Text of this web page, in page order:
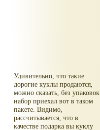
Удивительно, что такие
дорогие куклы продаются,
можно сказать, без упаковок.
набор приехал вот в таком
пакете. Видимо,
рассчитывается, что в
качестве подарка вы куклу